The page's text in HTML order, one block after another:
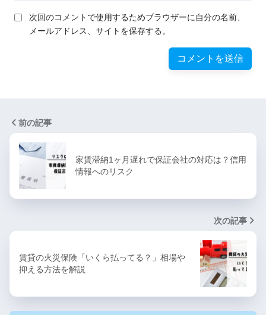
次回のコメントで使用するためブラウザーに自分の名前、
メールアドレス、サイトを保存する。
前の記事
家賃滞納1ヶ月遅れで保証会社の対応は？信用
情報へのリスク
次の記事
賃貸の火災保険「いくら払ってる？」相場や
抑える方法を解説